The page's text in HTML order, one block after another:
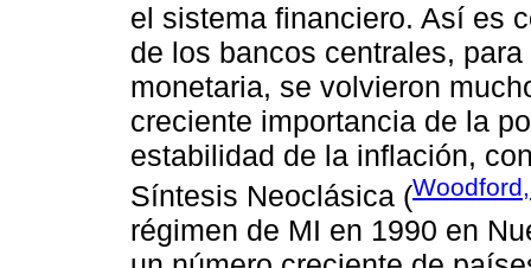
el sistema financiero. Así es
de los bancos centrales,
monetaria, se volvieron
creciente importancia de la
estabilidad de la inflación,
Síntesis Neoclásica (
régimen de MI en 1990 en